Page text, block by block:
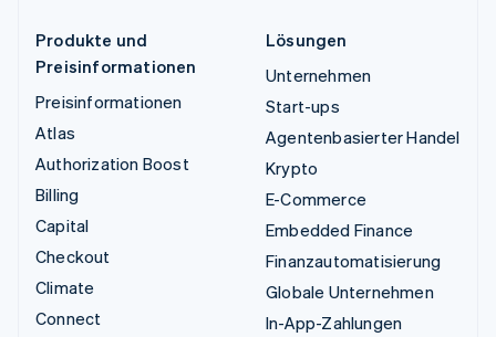
Produkte und
Preisinformationen
Preisinformationen
Atlas
Authorization Boost
Billing
Capital
Checkout
Climate
Connect
Lösungen
Unternehmen
Start-ups
Agentenbasierter Handel
Krypto
E-Commerce
Embedded Finance
Finanzautomatisierung
Globale Unternehmen
In-App-Zahlungen